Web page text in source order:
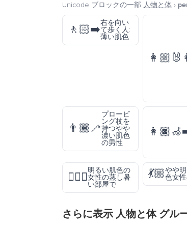
Unicode ブロックの一部 人物と体 ›
🚶🏻‍➡️
右を向い
て歩く人:
薄い肌色
👨🏾‍🦯
プロービ
ング杖を
持つやや
濃い肌色
の男性
🧖🏻‍♀️
明るい肌色の
女性の蒸し暑
い部屋で
💃🏼やや
色女
さらに表示 人物と体グル